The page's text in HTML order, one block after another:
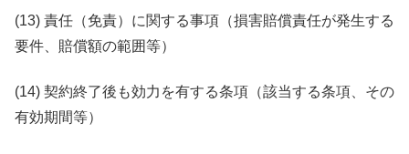
(13) 責任（免責）に関する事項（損害賠償責任が発生する
要件、賠償額の範囲等）
(14) 契約終了後も効力を有する条項（該当する条項、その
有効期間等）